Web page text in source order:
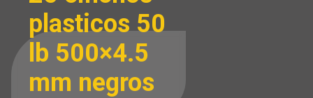
plasticos 50
lb 500×4.5
mm negros